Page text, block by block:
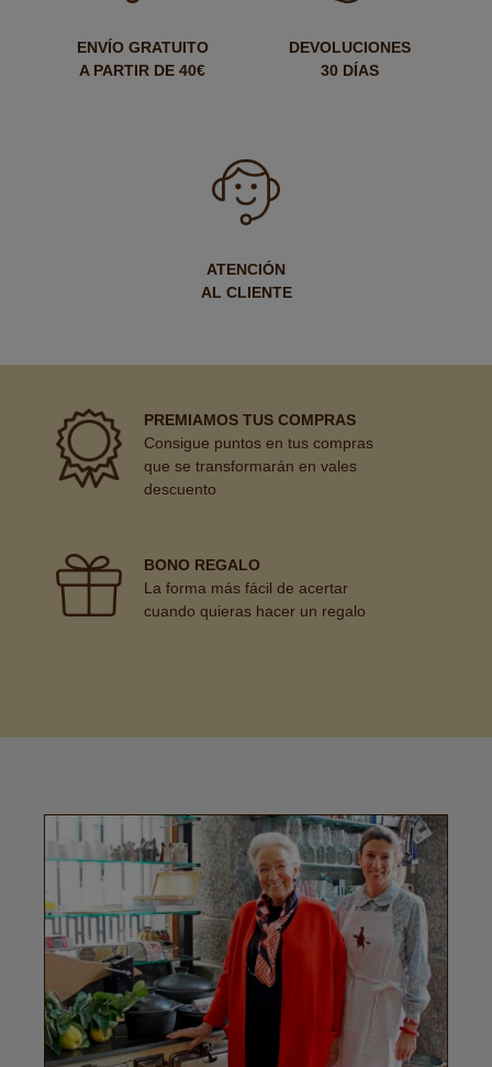
ENVÍO GRATUITO
A PARTIR DE 40€
DEVOLUCIONES
30 DÍAS
ATENCIÓN
AL CLIENTE
PREMIAMOS TUS COMPRAS
Consigue puntos en tus compras
que se transformarán en vales
descuento
BONO REGALO
La forma más fácil de acertar
cuando quieras hacer un regalo